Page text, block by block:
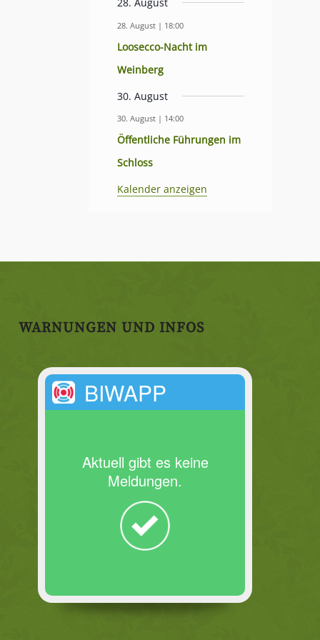
28. August | 18:00
Loosecco-Nacht im
Weinberg
30. August
30. August | 14:00
Öffentliche Führungen im
Schloss
Kalender anzeigen
WARNUNGEN UND INFOS
BIWAPP
Aktuell gibt es keine
Meldungen.